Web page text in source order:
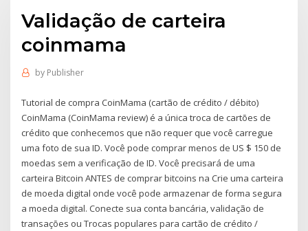
Validação de carteira
coinmama
by Publisher
Tutorial de compra CoinMama (cartão de crédito / débito)
CoinMama (CoinMama review) é a única troca de cartões de
crédito que conhecemos que não requer que você carregue
uma foto de sua ID. Você pode comprar menos de US $ 150 de
moedas sem a verificação de ID. Você precisará de uma
carteira Bitcoin ANTES de comprar bitcoins na Crie uma carteira
de moeda digital onde você pode armazenar de forma segura
a moeda digital. Conecte sua conta bancária, validação de
transações ou Trocas populares para cartão de crédito /